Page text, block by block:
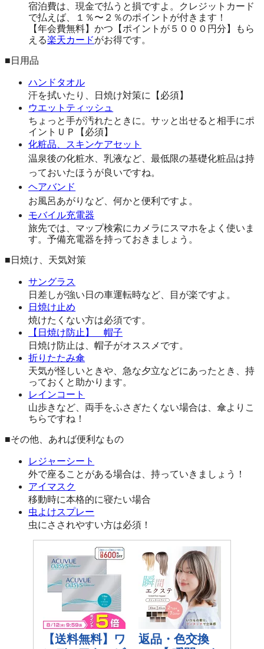
宿泊費は、現金で払うと損ですよ。クレジットカード
で払えば、１％〜２％のポイントが付きます！
【年会費無料】かつ【ポイントが５０００円分】もら
える楽天カードがお得です。
■日用品
ハンドタオル
汗を拭いたり、日焼け対策に【必須】
ウエットティッシュ
ちょっと手が汚れたときに。サッと出せると相手にポ
イントＵＰ【必須】
化粧品、スキンケアセット
温泉後の化粧水、乳液など、最低限の基礎化粧品は持
っておいたほうが良いですね。
ヘアバンド
お風呂あがりなど、何かと便利ですよ。
モバイル充電器
旅先では、マップ検索にカメラにスマホをよく使いま
す。予備充電器を持っておきましょう。
■日焼け、天気対策
サングラス
日差しが強い日の車運転時など、目が楽ですよ。
日焼け止め
焼けたくない方は必須です。
【日焼け防止】 帽子
日焼け防止は、帽子がオススメです。
折りたたみ傘
天気が怪しいときや、急な夕立などにあったとき、持
っておくと助かります。
レインコート
山歩きなど、両手をふさぎたくない場合は、傘よりこ
ちらですね！
■その他、あれば便利なもの
レジャーシート
外で座ることがある場合は、持っていきましょう！
アイマスク
移動時に本格的に寝たい場合
虫よけスプレー
虫にさされやすい方は必須！